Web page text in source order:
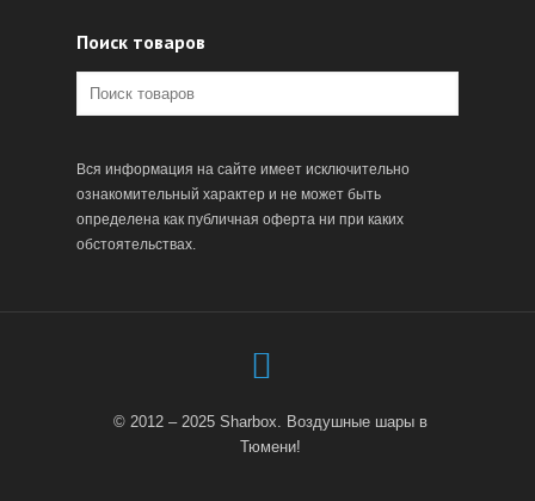
Поиск товаров
Вся информация на сайте имеет исключительно
ознакомительный характер и не может быть
определена как публичная оферта ни при каких
обстоятельствах.
© 2012 – 2025 Sharbox. Воздушные шары в
Тюмени!